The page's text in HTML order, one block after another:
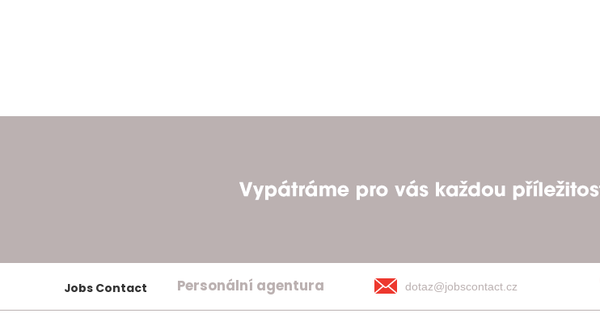
Jobs Contact Personální agentura dotaz@jobscontact.cz